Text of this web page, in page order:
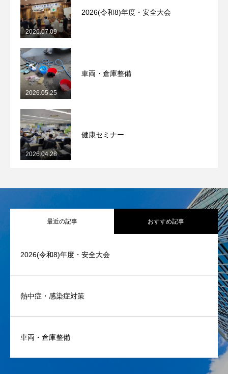
2026(令和8)年度・安全大会
2026.07.09
車両・倉庫整備
2026.05.25
健康セミナー
2026.04.28
最近の記事 おすすめ記事
2026(令和8)年度・安全大会
熱中症・感染症対策
車両・倉庫整備